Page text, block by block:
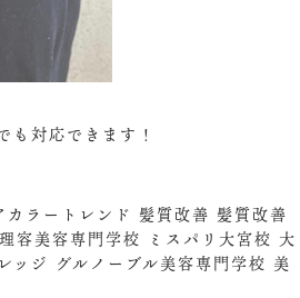
も対応できます！
ラートレンド 髪質改善 髪質改善
美容専門学校 ミスパリ大宮校 大
ッジ グルノーブル美容専門学校 美